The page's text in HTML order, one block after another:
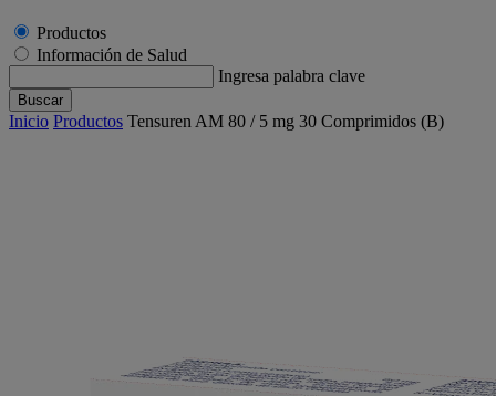
Productos
Información de Salud
Ingresa palabra clave
Buscar
Inicio Productos Tensuren AM 80 / 5 mg 30 Comprimidos (B)